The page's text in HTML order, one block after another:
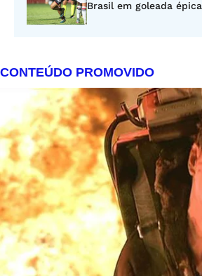
Brasil em goleada épica